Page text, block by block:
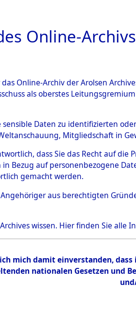
PERSONENINDEX
CZOP, MARIAN
Russland
Online-
Online-Archiv der Arolsen
als oberstes
sensible Daten zu identifizierten
Mitgliedschaft in
dass Sie das Recht auf
Bezug auf personenbezogene
gemacht werden.
Angehöriger aus berechtigten
wissen. Hierfinden Sie alle
mich damit einverstanden,
nationalen Gesetzen und